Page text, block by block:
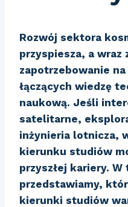
Rozwój sektora
przyspiesza, a wraz
zapotrzebowanie
łączących wiedzę
naukową. Jeśli
satelitarne,
inżynieria lotnicza,
kierunku studiów
przyszłej kariery.
przedstawiamy,
kierunki studiów